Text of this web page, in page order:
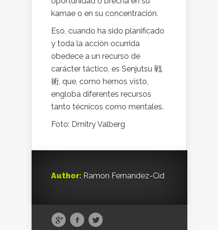
kamae o en su concentración.
Eso, cuando ha sido planificado
y toda la acción ocurrida
obedece a un recurso de
carácter táctico, es Senjutsu 戦
術, que, como hemos visto,
engloba diferentes recursos
tanto técnicos como mentales.
Foto: Dmitry Valberg
Author: Ramon Fernandez-Cid